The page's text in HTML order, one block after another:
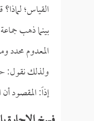
القياس؛
بينما ذهب
المعدوم محدد
ولذلك نقول:
إذاً: المقصود